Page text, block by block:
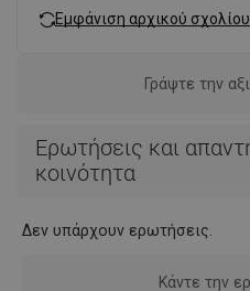
Εμφάνιση αρχικού σχολίου
Γράψτε την
Ερωτήσεις και
κοινότητα
Δεν υπάρχουν ερωτήσεις.
Κάντε την